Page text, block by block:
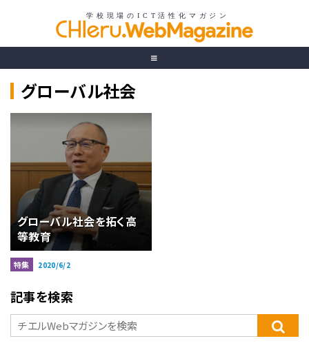
グローバル社会
グローバル社会を拓く高
等教育
特集 2020/6/2
記事を検索